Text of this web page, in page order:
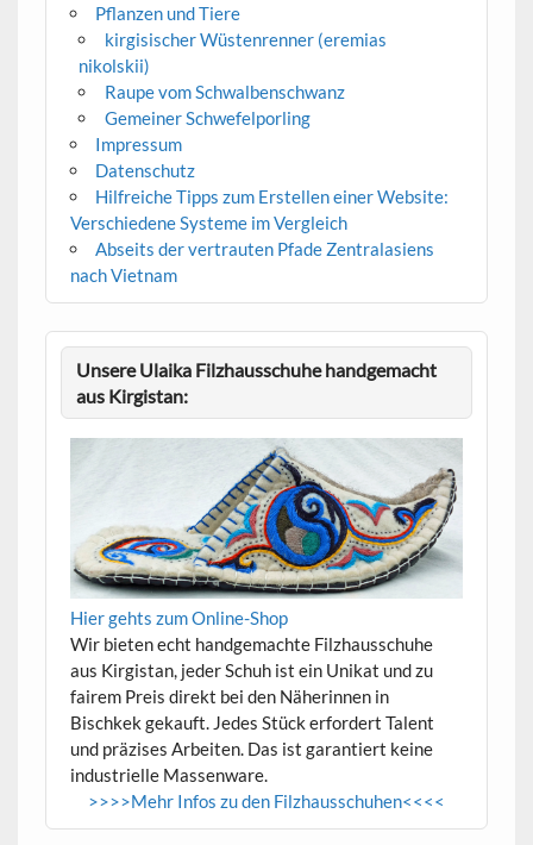
Pflanzen und Tiere
kirgisischer Wüstenrenner (eremias
nikolskii)
Raupe vom Schwalbenschwanz
Gemeiner Schwefelporling
Impressum
Datenschutz
Hilfreiche Tipps zum Erstellen einer Website:
Verschiedene Systeme im Vergleich
Abseits der vertrauten Pfade Zentralasiens
nach Vietnam
Unsere Ulaika Filzhausschuhe handgemacht
aus Kirgistan:
Hier gehts zum Online-Shop
Wir bieten echt handgemachte Filzhausschuhe
aus Kirgistan, jeder Schuh ist ein Unikat und zu
fairem Preis direkt bei den Näherinnen in
Bischkek gekauft. Jedes Stück erfordert Talent
und präzises Arbeiten. Das ist garantiert keine
industrielle Massenware.
>>>>Mehr Infos zu den Filzhausschuhen<<<<